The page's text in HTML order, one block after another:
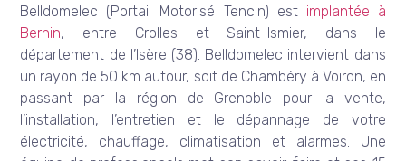
Belldomelec (Portail Motorisé Tencin) estimplantée à
Bernin, entre Crolles et Saint-Ismier, dans le
département de l’Isère (38). Belldomelec intervient dans
un rayon de 50 km autour, soit de Chambéry à Voiron, en
passant par la région de Grenoble pour la vente,
l’installation, l’entretien et le dépannage de votre
électricité, chauffage, climatisation et alarmes. Une